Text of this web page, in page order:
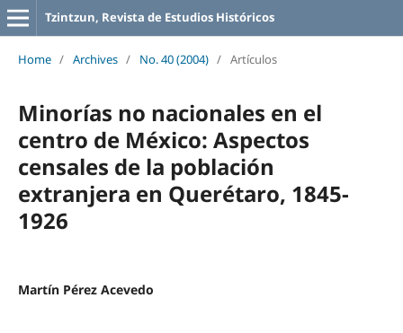
Tzintzun, Revista de Estudios Históricos
Home / Archives / No. 40 (2004) / Artículos
Minorías no nacionales en el
centro de México: Aspectos
censales de la población
extranjera en Querétaro, 1845-
1926
Martín Pérez Acevedo